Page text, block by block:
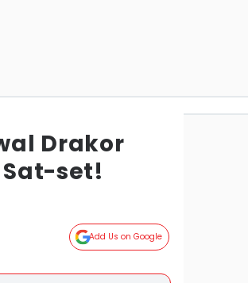
Drakor
Sat-set!
Add Us on Google